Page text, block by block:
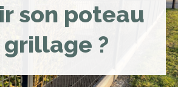
son poteau
?